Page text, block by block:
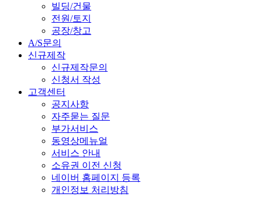
빌딩/건물
전원/토지
공장/창고
A/S문의
신규제작
신규제작문의
신청서 작성
고객센터
공지사항
자주묻는 질문
부가서비스
동영상메뉴얼
서비스 안내
소유권 이전 신청
네이버 홈페이지 등록
개인정보 처리방침